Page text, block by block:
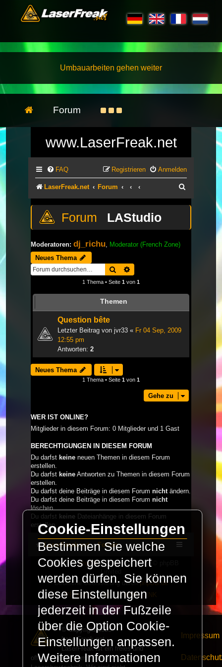
Umbauarbeiten gehen weiter
Forum
www.LaserFreak.net
FAQ Anmelden
Registrieren
LaserFreak.net Forum
LAStudio
Moderatoren: dj_richu Moderator (French Zone)
Neues Thema
Suche
1 Thema • Seite 1 von 1
Themen
Question bête
Letzter Beitrag von jvr33 « Fr 04 Sep, 2009
12:55 pm
Antworten: 2
Neues Thema
1 Thema • Seite 1 von 1
Gehe zu
WER IST ONLINE?
Mitglieder in diesem Forum: 0 Mitglieder und 1 Gast
BERECHTIGUNGEN IN DIESEM FORUM
Du darfst keine neuen Themen in diesem Forum
erstellen.
Du darfst keine Antworten zu Themen in diesem Forum
erstellen.
Du darfst deine Beiträge in diesem Forum nichtändern.
Du darfst deine Beiträge in diesem Forum nicht
löschen.
Du darfst keine Dateianhänge in diesem Forum
erstellen.
LaserFreak.net Forum
Powered byphpBB® Forum Software © phpBB
Limited
Deutsche Übersetzung durchphpBB.de
PRIVACY_LINK
TERMS_LINK
© Copyright 2025 -
LaserFreak.net
LaserFreak ist ein freies und
offenes Forum zum Thema
Impressum
Cookie-Einstellungen
Bestimmen Sie welche
Cookies gespeichert
werden dürfen. Sie können
diese Einstellungen
jederzeit in der Fußzeile
über die Option Cookie-
Einstellungen anpassen.
Weitere Informationen